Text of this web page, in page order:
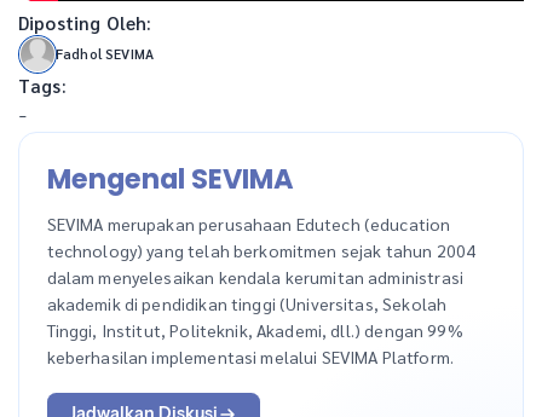
Diposting Oleh:
Fadhol SEVIMA
Tags:
-
Mengenal SEVIMA
SEVIMA merupakan perusahaan Edutech (education
technology) yang telah berkomitmen sejak tahun 2004
dalam menyelesaikan kendala kerumitan administrasi
akademik di pendidikan tinggi (Universitas, Sekolah
Tinggi, Institut, Politeknik, Akademi, dll.) dengan 99%
keberhasilan implementasi melalui SEVIMA Platform.